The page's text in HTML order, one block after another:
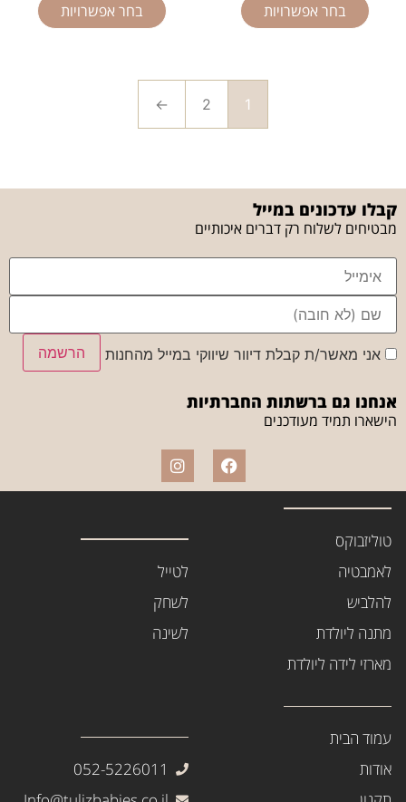
בחר אפשרויות בחר אפשרויות
1
2
←
קבלו עדכונים במייל
מבטיחים לשלוח רק דברים איכותיים
אני מאשר/ת קבלת דיוור שיווקי במייל מהחנות הרשמה
אנחנו גם ברשתות החברתיות
הישארו תמיד מעודכנים
טוליזבוקס
לאמבטיה
להלביש
מתנה ליולדת
מארזי לידה ליולדת
לטייל
לשחק
לשינה
עמוד הבית
אודות
052-5226011